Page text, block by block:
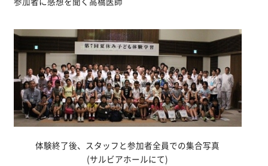
体験終了後、スタッフと参加者全員での集合写真
(サルビアホールにて)